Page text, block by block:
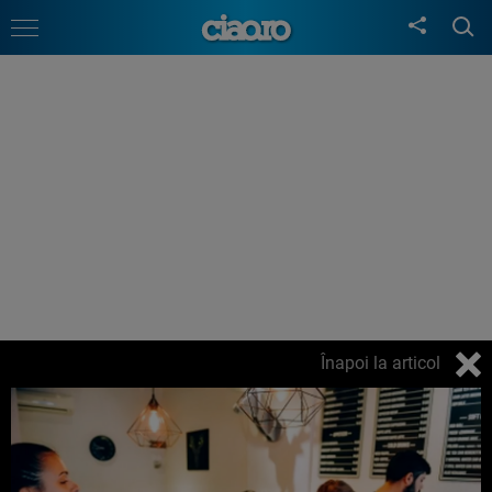
Înapoi la articol